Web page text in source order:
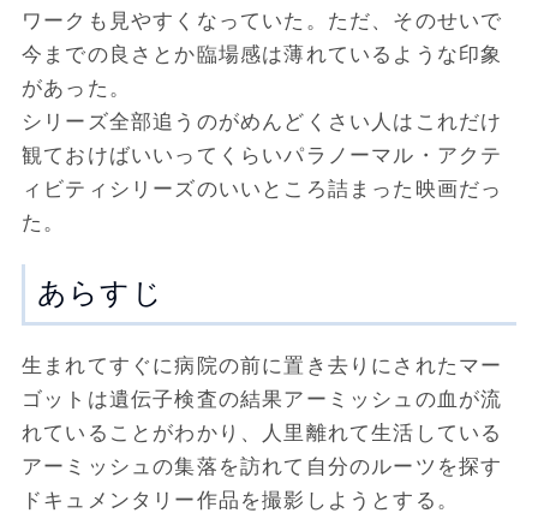
ワークも見やすくなっていた。ただ、そのせいで
今までの良さとか臨場感は薄れているような印象
があった。
シリーズ全部追うのがめんどくさい人はこれだけ
観ておけばいいってくらいパラノーマル・アクテ
ィビティシリーズのいいところ詰まった映画だっ
た。
あらすじ
生まれてすぐに病院の前に置き去りにされたマー
ゴットは遺伝子検査の結果アーミッシュの血が流
れていることがわかり、人里離れて生活している
アーミッシュの集落を訪れて自分のルーツを探す
ドキュメンタリー作品を撮影しようとする。